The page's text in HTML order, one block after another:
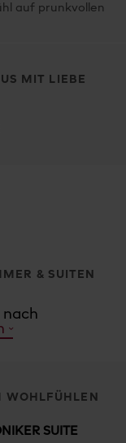
auf prunkvollen
MIT LIEBE
& SUITEN
nach
WOHLFÜHLEN
SUITE